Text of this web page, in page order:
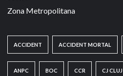
Zona Metropolitana
ACCIDENT ACCIDENT MORTAL
ANPC BOC CCR CJ CLUJ